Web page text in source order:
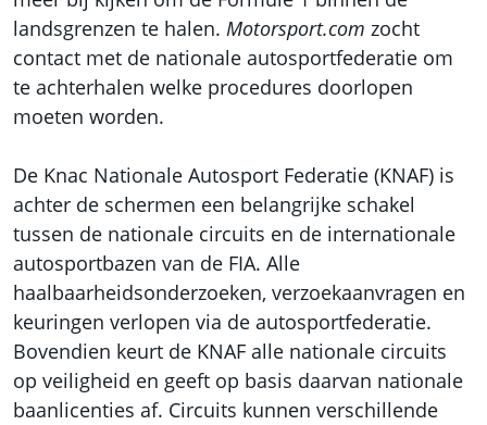
landsgrenzen te halen. Motorsport.com zocht
contact met de nationale autosportfederatie om
te achterhalen welke procedures doorlopen
moeten worden.
De Knac Nationale Autosport Federatie (KNAF) is
achter de schermen een belangrijke schakel
tussen de nationale circuits en de internationale
autosportbazen van de FIA. Alle
haalbaarheidsonderzoeken, verzoekaanvragen en
keuringen verlopen via de autosportfederatie.
Bovendien keurt de KNAF alle nationale circuits
op veiligheid en geeft op basis daarvan nationale
baanlicenties af. Circuits kunnen verschillende